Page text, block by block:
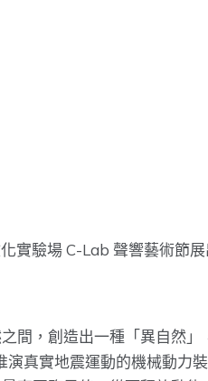
實驗場 C-Lab 聲響藝術節
間，創造出一種「異自然
真實地震運動的機械動力